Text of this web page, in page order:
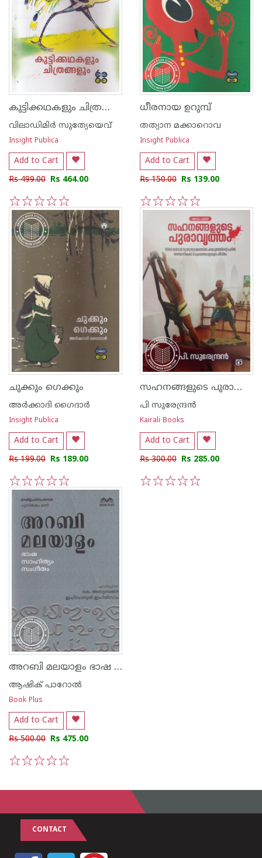
കുട്ടിക്കഥകളും ചിത്രങ്ങളും
വിലാഡിമിര്‍ സുത്യേയെവ്
Insight Publica
Add to Cart
Rs 499.00 Rs 464.00
5
4
3
2
1
ധീരനായ ഉറുമ്പ്
തത്യാന മക്കാറൊവ
Insight Publica
Add to Cart
Rs 150.00 Rs 139.00
5
4
3
2
1
ചുക്കും ഗെക്കും
അര്‍ക്കാദി ഗൈദാര്‍
Insight Publica
Add to Cart
Rs 199.00 Rs 189.00
5
4
3
2
1
സഹനങ്ങളുടെ പുരാവൃത്തം
പി സുരേന്ദ്രന്‍
Kairali Books
Add to Cart
Rs 300.00 Rs 285.00
അറബി മലയാളം ഭാഷ സാഹിത്യം സംഗീതം
ആഷിക് പാറോൽ
Book Plus
Add to Cart
Rs 500.00 Rs 475.00
CONTACT